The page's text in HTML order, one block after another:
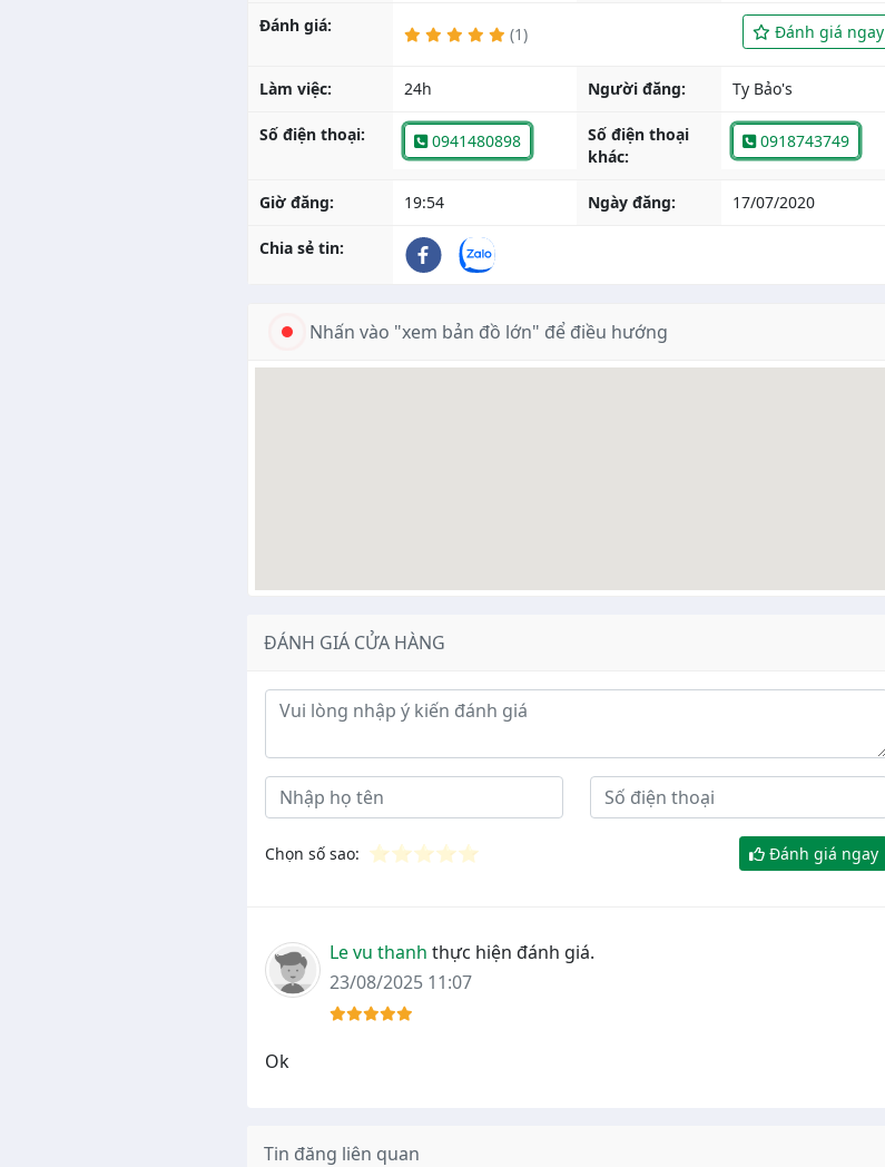
Đánh giá: (1) Đánh giá ngay
Làm việc: 24h Người đăng: Ty Bảo's
Số điện thoại: 0941480898
Số điện thoại
khác:
0918743749
Giờ đăng: 19:54 Ngày đăng: 17/07/2020
Chia sẻ tin:
Nhấn vào "xem bản đồ lớn" để điều hướng
ĐÁNH GIÁ CỬA HÀNG
Ý kiến đánh giá
Chọn số sao: ⭐⭐⭐⭐⭐ Đánh giá ngay
Le vu thanh thực hiện đánh giá.
23/08/2025 11:07
Ok
Tin đăng liên quan